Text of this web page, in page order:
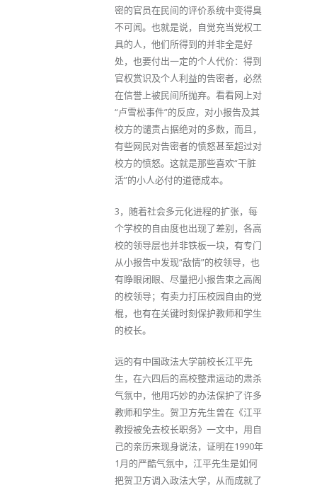
密的官员在民间的评价系统中变得臭
不可闻。也就是说，自觉充当党权工
具的人，他们所得到的并非全是好
处，也要付出一定的个人代价：得到
官权赏识及个人利益的告密者，必然
在信誉上被民间所抛弃。看看网上对
“卢雪松事件”的反应，对小报告及其
校方的谴责占据绝对的多数，而且，
有些网民对告密者的愤怒甚至超过对
校方的愤怒。这就是那些喜欢“干脏
活”的小人必付的道德成本。
3，随着社会多元化进程的扩张，每
个学校的自由度也出现了差别，各高
校的领导层也并非铁板一块，有专门
从小报告中发现“敌情”的校领导，也
有睁眼闭眼、尽量把小报告束之高阁
的校领导；有卖力打压校园自由的党
棍，也有在关键时刻保护教师和学生
的校长。
远的有中国政法大学前校长江平先
生，在六四后的高校整肃运动的肃杀
气氛中，他用巧妙的办法保护了许多
教师和学生。贺卫方先生曾在《江平
教授被免去校长职务》一文中，用自
己的亲历来现身说法，证明在1990年
1月的严酷气氛中，江平先生是如何
把贺卫方调入政法大学，从而成就了